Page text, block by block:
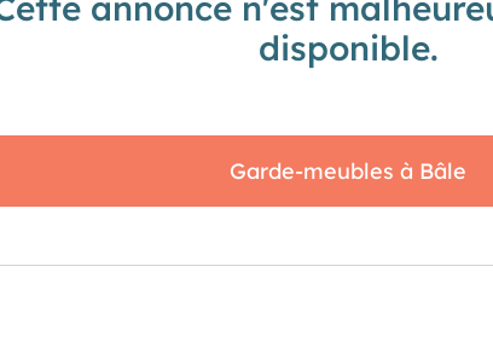
disponible.
Garde-meubles à Bâle